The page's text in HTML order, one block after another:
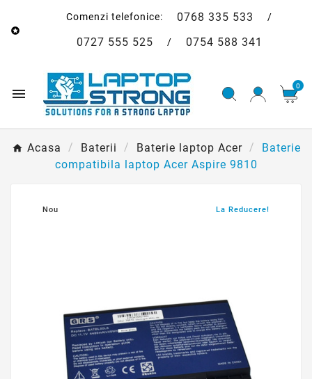

Comenzi telefonice: 0768 335 533
0727 555 525 / 0754 588 341
 0
Acasa Baterii Baterie laptop Acer
Baterie
compatibila laptop Acer Aspire 9810
Nou La Reducere!